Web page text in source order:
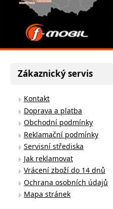
Zákaznický servis
Kontakt
Doprava a platba
Obchodní podmínky
Reklamační podmínky
Servisní střediska
Jak reklamovat
Vrácení zboží do 14 dnů
Ochrana osobních údajů
Mapa stránek